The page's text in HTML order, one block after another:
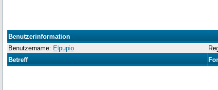
Benutzerinformation
Benutzername: Elpupio
Betreff